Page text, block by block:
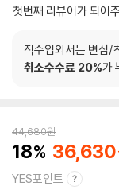
첫번째 리뷰어가 되어
직수입외서는 변심/
취소수수료 20%가
44,680원
18 36,630
YES포인트